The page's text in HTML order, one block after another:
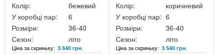
Колір:
бежевий
У коробці пар:
6
Розміри:
36-40
Сезон:
літо
Ціна за скриньку: 3 540 грн.
Колір:
коричневий
У коробці пар: 6
Розміри:
36-40
Сезон:
літо
Ціна за скриньку:3 540 грн.